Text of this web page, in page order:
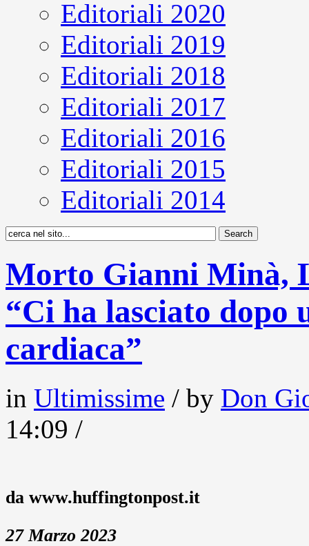
Editoriali 2020
Editoriali 2019
Editoriali 2018
Editoriali 2017
Editoriali 2016
Editoriali 2015
Editoriali 2014
Morto Gianni Minà,
“Ci ha lasciato dopo
cardiaca”
in Ultimissime / by Don
14:09 /
da www.huffingtonpost.it
27 Marzo 2023